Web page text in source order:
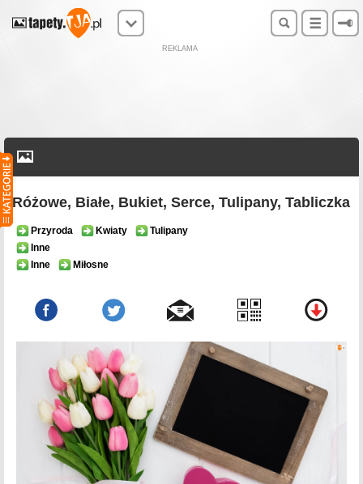
REKLAMA
Różowe, Białe, Bukiet, Serce, Tulipany, Tabliczka
Przyroda Kwiaty
Tulipany
Inne
Inne
Miłosne